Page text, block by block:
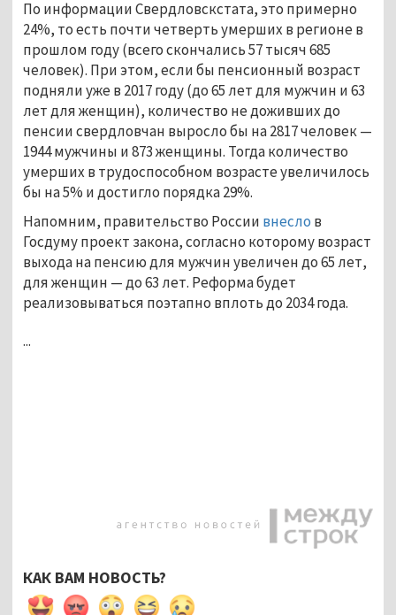
По информации Свердловскстата, это примерно
24%, то есть почти четверть умерших в регионе в
прошлом году (всего скончались 57 тысяч 685
человек). При этом, если бы пенсионный возраст
подняли уже в 2017 году (до 65 лет для мужчин и 63
лет для женщин), количество не доживших до
пенсии свердловчан выросло бы на 2817 человек —
1944 мужчины и 873 женщины. Тогда количество
умерших в трудоспособном возрасте увеличилось
бы на 5% и достигло порядка 29%.
Напомним, правительство России внесло в
Госдуму проект закона, согласно которому возраст
выхода на пенсию для мужчин увеличен до 65 лет,
для женщин — до 63 лет. Реформа будет
реализовываться поэтапно вплоть до 2034 года.
...
КАК ВАМ НОВОСТЬ?